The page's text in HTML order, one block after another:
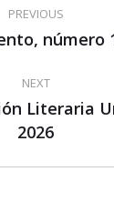
PREVIOUS
Previous
número
NEXT
Next
post:
Literaria
2026